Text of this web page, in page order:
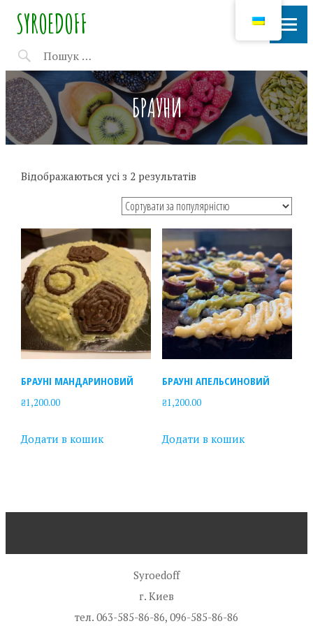
SYROEDOFF
БРАУНИ
Відображаються усі з 2 результатів
БРАУНІ МАНДАРИНОВИЙ
₴1,200.00
Додати в кошик
БРАУНІ АПЕЛЬСИНОВИЙ
₴1,200.00
Додати в кошик
Syroedoff
г. Киев
тел. 063-585-86-86, 096-585-86-86